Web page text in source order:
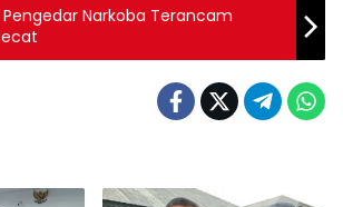
Pengedar Narkoba Terancam